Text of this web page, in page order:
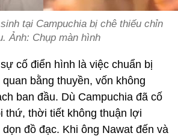
tại Campuchia bị chê thiếu chỉn
Ảnh: Chụp màn hình
cố điển hình là việc chuẩn bị
bằng thuyền, vốn không
ban đầu. Dù Campuchia đã cố
thứ, thời tiết không thuận lợi
đồ đạc. Khi ông Nawat đến và